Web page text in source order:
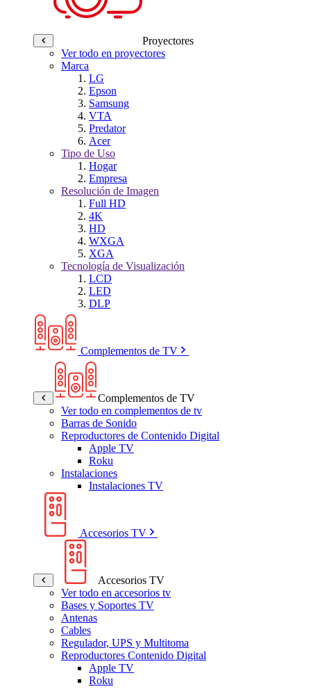
Proyectores
Ver todo en proyectores
Marca
LG
Epson
Samsung
VTA
Predator
Acer
Tipo de Uso
Hogar
Empresa
Resolución de Imagen
Full HD
4K
HD
WXGA
XGA
Tecnología de Visualización
LCD
LED
DLP
Complementos de TV
Complementos de TV
Ver todo en complementos de tv
Barras de Sonido
Reproductores de Contenido Digital
Apple TV
Roku
Instalaciones
Instalaciones TV
Accesorios TV
Accesorios TV
Ver todo en accesorios tv
Bases y Soportes TV
Antenas
Cables
Regulador, UPS y Multitoma
Reproductores Contenido Digital
Apple TV
Roku